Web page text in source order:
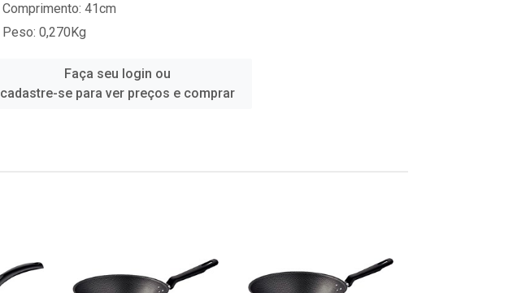
Comprimento: 41cm
Peso: 0,270Kg
Faça seu login ou
cadastre-se para ver preços e comprar